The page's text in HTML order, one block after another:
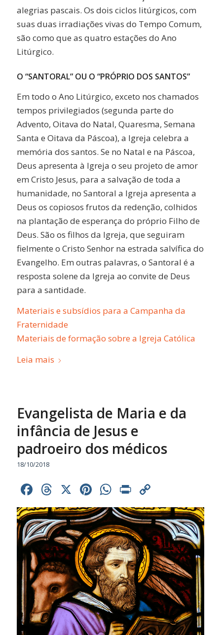
alegrias pascais. Os dois ciclos litúrgicos, com
suas duas irradiações vivas do Tempo Comum,
são como que as quatro estações do Ano
Litúrgico.
O “SANTORAL” OU O “PRÓPRIO DOS SANTOS”
Em todo o Ano Litúrgico, exceto nos chamados
tempos privilegiados (segunda parte do
Advento, Oitava do Natal, Quaresma, Semana
Santa e Oitava da Páscoa), a Igreja celebra a
memória dos santos. Se no Natal e na Páscoa,
Deus apresenta à Igreja o seu projeto de amor
em Cristo Jesus, para a salvação de toda a
humanidade, no Santoral a Igreja apresenta a
Deus os copiosos frutos da redenção, colhidos
na plantação de esperança do próprio Filho de
Deus. São os filhos da Igreja, que seguiram
fielmente o Cristo Senhor na estrada salvífica do
Evangelho. Em outras palavras, o Santoral é a
resposta solene da Igreja ao convite de Deus
para a santidade.
Materiais e subsídios para a Campanha da
Fraternidade
Materiais de formação sobre a Igreja Católica
Leia mais
Evangelista de Maria e da
infância de Jesus e
padroeiro dos médicos
18/10/2018
Facebook
Threads
X Pinterest
WhatsApp
Print
Link